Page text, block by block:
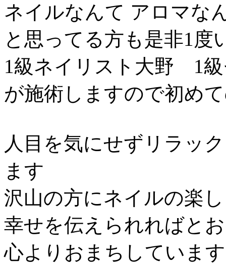
ネイルなんて アロマな
と思ってる方も是非1度
1級ネイリスト大野
が施術しますので初め
人目を気にせずリラッ
ます
沢山の方にネイルの
幸せを伝えられればと
心よりおまちしています